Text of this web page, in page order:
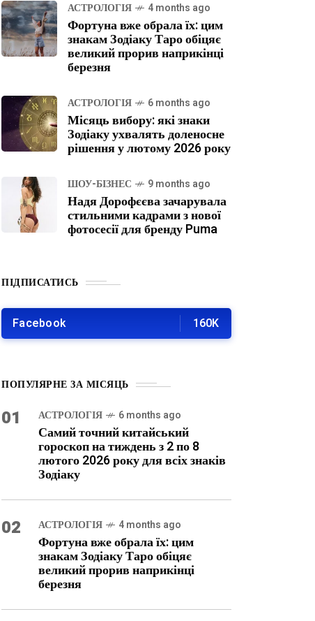
АСТРОЛОГІЯ 4 months ago
Фортуна вже обрала їх: цим
знакам Зодіаку Таро обіцяє
великий прорив наприкінці
березня
АСТРОЛОГІЯ 6 months ago
Місяць вибору: які знаки
Зодіаку ухвалять доленосне
рішення у лютому 2026 року
ШОУ-БІЗНЕС 9 months ago
Надя Дорофєєва зачарувала
стильними кадрами з нової
фотосесії для бренду Puma
ПІДПИСАТИСЬ
Facebook 160K
ПОПУЛЯРНЕ ЗА МІСЯЦЬ
01 АСТРОЛОГІЯ 6 months ago
Самий точний китайський
гороскоп на тиждень з 2 по 8
лютого 2026 року для всіх знаків
Зодіаку
02 АСТРОЛОГІЯ 4 months ago
Фортуна вже обрала їх: цим
знакам Зодіаку Таро обіцяє
великий прорив наприкінці
березня